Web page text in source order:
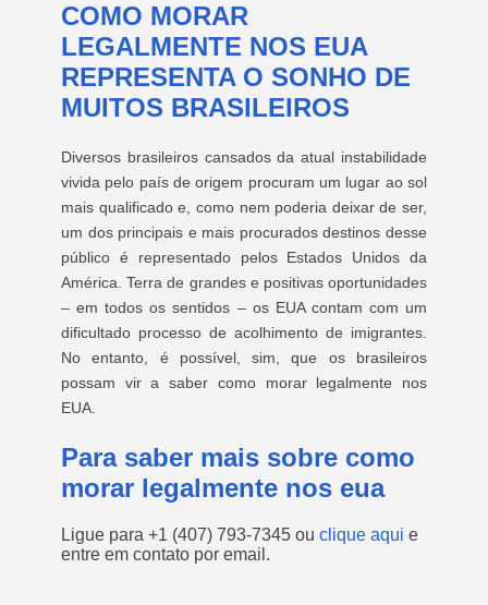
COMO MORAR
LEGALMENTE NOS EUA
REPRESENTA O SONHO DE
MUITOS BRASILEIROS
Diversos brasileiros cansados da atual instabilidade
vivida pelo país de origem procuram um lugar ao sol
mais qualificado e, como nem poderia deixar de ser,
um dos principais e mais procurados destinos desse
público é representado pelos Estados Unidos da
América. Terra de grandes e positivas oportunidades
– em todos os sentidos – os EUA contam com um
dificultado processo de acolhimento de imigrantes.
No entanto, é possível, sim, que os brasileiros
possam vir a saber como morar legalmente nos
EUA.
Para saber mais sobre como
morar legalmente nos eua
Ligue para +1 (407) 793-7345 ou clique aqui e
entre em contato por email.